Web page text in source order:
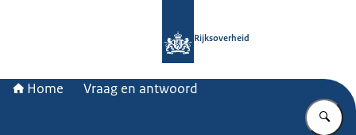
Rijksoverheid
Home Vraag en antwoord